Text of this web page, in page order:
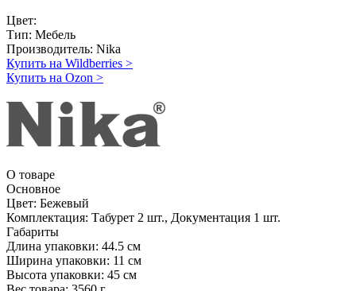
Цвет:
Тип: Мебель
Производитель: Nika
Купить на Wildberries >
Купить на Ozon >
О товаре
Основное
Цвет: Бежевый
Комплектация: Табурет 2 шт., Документация 1 шт.
Габариты
Длина упаковки: 44.5 см
Ширина упаковки: 11 см
Высота упаковки: 45 см